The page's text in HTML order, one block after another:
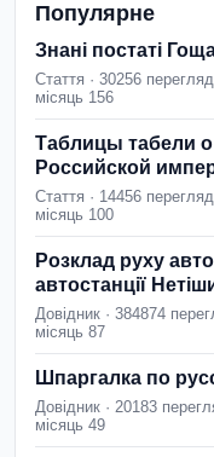
Популярне
Знані постаті
Стаття · 30256
місяць 156
Таблицы табели о
Российской
Стаття · 14456
місяць 100
Розклад руху
автостанції
Довідник · 384874
місяць 87
Шпаргалка по
Довідник · 20183
місяць 49